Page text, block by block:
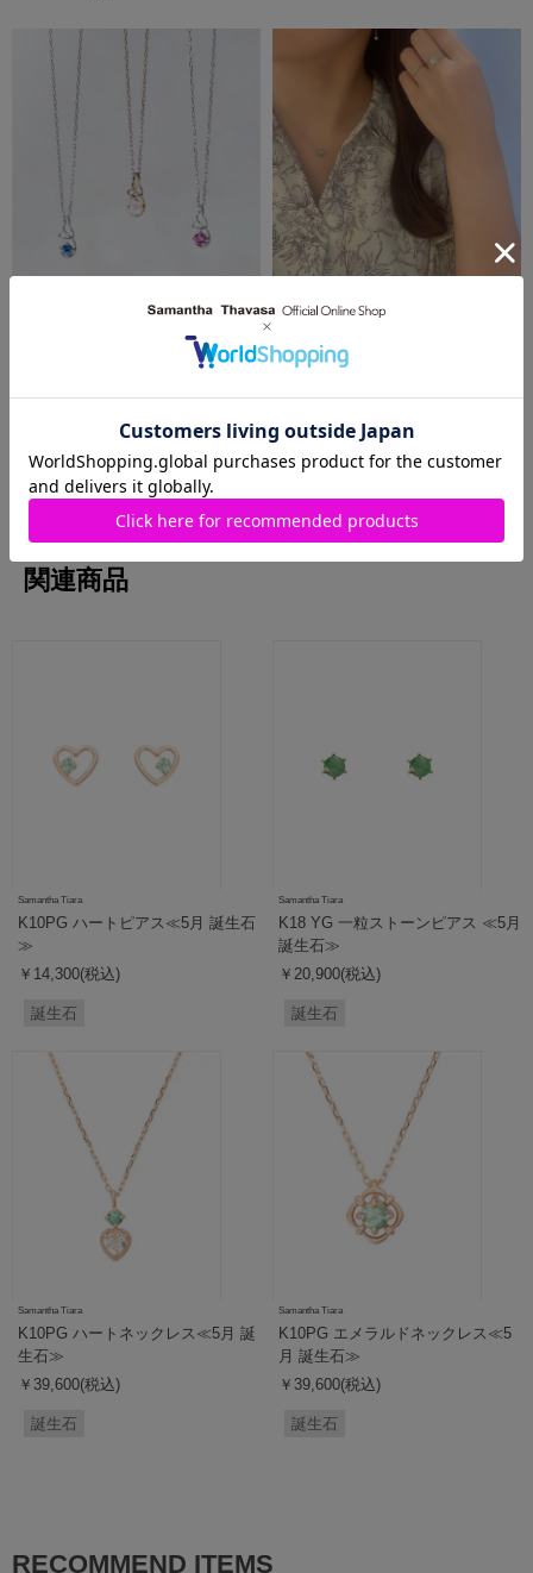
クレス特集
MORE
関連商品
Samantha Tiara
K10PG ハートピアス≪5月 誕生石
≫
￥14,300(税込)
誕生石
Samantha Tiara
K18 YG 一粒ストーンピアス ≪5月
誕生石≫
￥20,900(税込)
誕生石
Samantha Tiara
K10PG ハートネックレス≪5月 誕
生石≫
￥39,600(税込)
誕生石
Samantha Tiara
K10PG エメラルドネックレス≪5
月 誕生石≫
￥39,600(税込)
誕生石
RECOMMEND ITEMS